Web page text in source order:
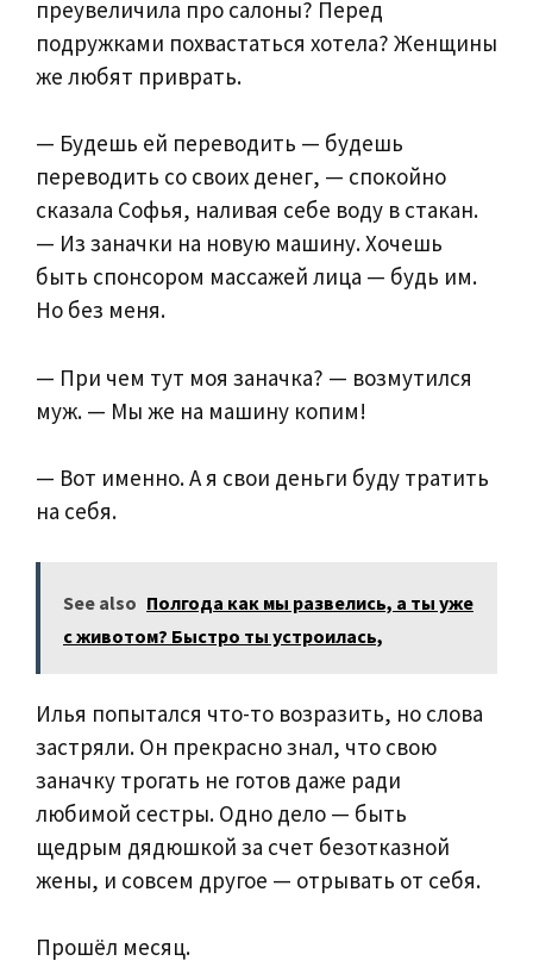
преувеличила про салоны? Перед
подружками похвастаться хотела? Женщины
же любят приврать.
— Будешь ей переводить — будешь
переводить со своих денег, — спокойно
сказала Софья, наливая себе воду в стакан.
— Из заначки на новую машину. Хочешь
быть спонсором массажей лица — будь им.
Но без меня.
— При чем тут моя заначка? — возмутился
муж. — Мы же на машину копим!
— Вот именно. А я свои деньги буду тратить
на себя.
See also Полгода как мы развелись, а ты уже
с животом? Быстро ты устроилась,
Илья попытался что-то возразить, но слова
застряли. Он прекрасно знал, что свою
заначку трогать не готов даже ради
любимой сестры. Одно дело — быть
щедрым дядюшкой за счет безотказной
жены, и совсем другое — отрывать от себя.
Прошёл месяц.